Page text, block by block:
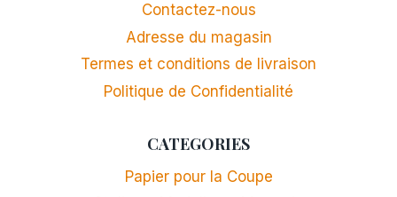
Contactez-nous
Adresse du magasin
Termes et conditions de livraison
Politique de Confidentialité
CATEGORIES
Papier pour la Coupe